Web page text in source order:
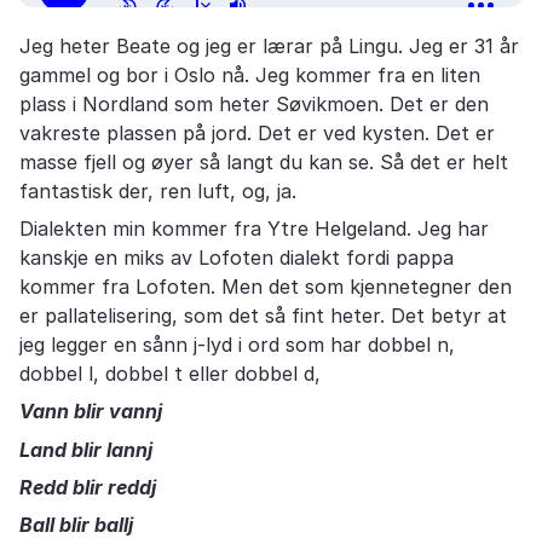
Jeg heter Beate og jeg er lærar på Lingu. Jeg er 31 år
gammel og bor i Oslo nå. Jeg kommer fra en liten
plass i Nordland som heter Søvikmoen. Det er den
vakreste plassen på jord. Det er ved kysten. Det er
masse fjell og øyer så langt du kan se. Så det er helt
fantastisk der, ren luft, og, ja.
Dialekten min kommer fra Ytre Helgeland. Jeg har
kanskje en miks av Lofoten dialekt fordi pappa
kommer fra Lofoten. Men det som kjennetegner den
er pallatelisering, som det så fint heter. Det betyr at
jeg legger en sånn j-lyd i ord som har dobbel n,
dobbel l, dobbel t eller dobbel d,
Vann blir vannj
Land blir lannj
Redd blir reddj
Ball blir ballj